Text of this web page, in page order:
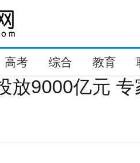
高考 综合 教育
放9000亿元